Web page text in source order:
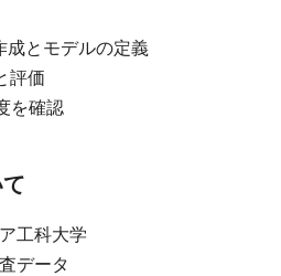
とモデルの定義
価
確認
工科大学
データ